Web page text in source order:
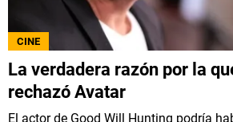
CINE
La verdadera razón por la
rechazó Avatar
El actor de Good Will Hunting podría